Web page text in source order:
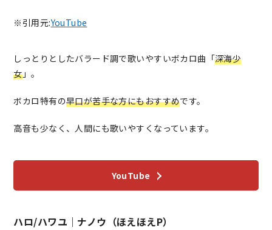
※引用元:YouTube
しっとりとしたバラード調で歌いやすいボカロ曲「深海少
女」。
ボカロ特有の早口が苦手な方にもおすすめです。
高音も少なく、人間にも歌いやすくなっています。
YouTube
ハロ/ハワユ｜ナノウ（ほえほえP）